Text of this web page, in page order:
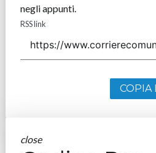
negli appunti.
RSS link
COPIA
close